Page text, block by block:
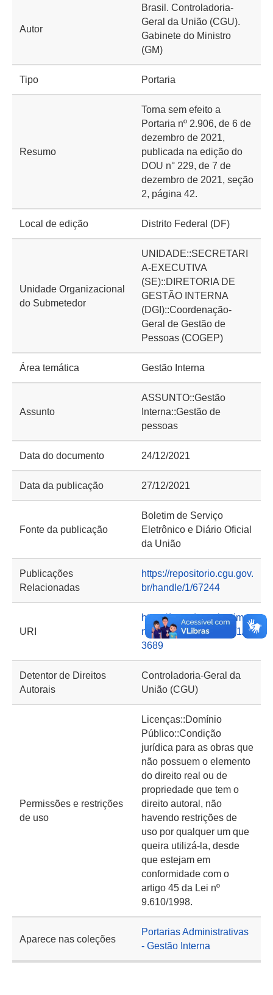
Autor
Brasil. Controladoria-
Geral da União (CGU).
Gabinete do Ministro
(GM)
Tipo Portaria
Resumo
Torna sem efeito a
Portaria nº 2.906, de 6 de
dezembro de 2021,
publicada na edição do
DOU n° 229, de 7 de
dezembro de 2021, seção
2, página 42.
Local de edição Distrito Federal (DF)
Unidade Organizacional
do Submetedor
UNIDADE::SECRETARI
A-EXECUTIVA
(SE)::DIRETORIA DE
GESTÃO INTERNA
(DGI)::Coordenação-
Geral de Gestão de
Pessoas (COGEP)
Área temática Gestão Interna
Assunto
ASSUNTO::Gestão
Interna::Gestão de
pessoas
Data do documento 24/12/2021
Data da publicação 27/12/2021
Fonte da publicação
Boletim de Serviço
Eletrônico e Diário Oficial
da União
Publicações
Relacionadas
https://repositorio.cgu.gov.
br/handle/1/67244
URI
https://basedeconhecime
nto.cgu.gov.br/handle/1/1
3689
Detentor de Direitos
Autorais
Controladoria-Geral da
União (CGU)
Permissões e restrições
de uso
Licenças::Domínio
Público::Condição
jurídica para as obras que
não possuem o elemento
do direito real ou de
propriedade que tem o
direito autoral, não
havendo restrições de
uso por qualquer um que
queira utilizá-la, desde
que estejam em
conformidade com o
artigo 45 da Lei nº
9.610/1998.
Aparece nas coleções
Portarias Administrativas
- Gestão Interna